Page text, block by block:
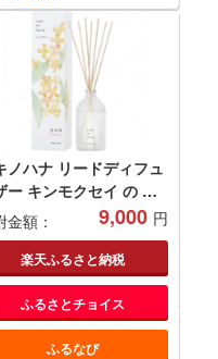
ノハナ リードディフュ
ー キンモクセイ の 香
香堂 HARUKADO toki
犀 ルームフレ
ンス 芳香剤 インテリア
マ 香り リビング 玄関
ドルーム プレゼント ギ
金額： 9,000 円
楽天ふるさと納税
ふるさとチョイス
ふるなび